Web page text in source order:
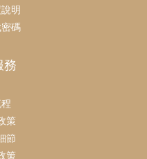
明
碼
務
策
節
策